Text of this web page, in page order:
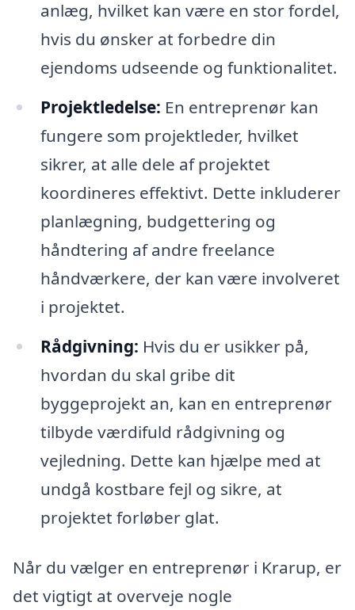
anlæg, hvilket kan være en stor fordel,
hvis du ønsker at forbedre din
ejendoms udseende og funktionalitet.
Projektledelse: En entreprenør kan
fungere som projektleder, hvilket
sikrer, at alle dele af projektet
koordineres effektivt. Dette inkluderer
planlægning, budgettering og
håndtering af andre freelance
håndværkere, der kan være involveret
i projektet.
Rådgivning: Hvis du er usikker på,
hvordan du skal gribe dit
byggeprojekt an, kan en entreprenør
tilbyde værdifuld rådgivning og
vejledning. Dette kan hjælpe med at
undgå kostbare fejl og sikre, at
projektet forløber glat.
Når du vælger en entreprenør i Krarup, er
det vigtigt at overveje nogle